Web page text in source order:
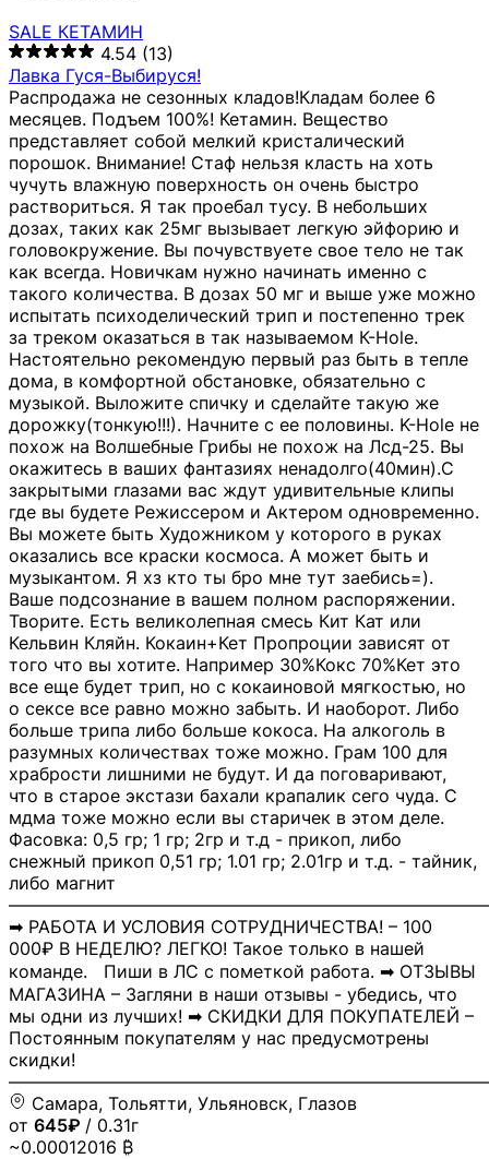
SALE КЕТАМИН
4.54 (13)
Лавка Гуся-Выбируся!
Распродажа не сезонных кладов!Кладам более 6
месяцев. Подъем 100%! Кетамин. Вещество
представляет собой мелкий кристалический
порошок. Внимание! Стаф нельзя класть на хоть
чучуть влажную поверхность он очень быстро
раствориться. Я так проебал тусу. В небольших
дозах, таких как 25мг вызывает легкую эйфорию и
головокружение. Вы почувствуете свое тело не так
как всегда. Новичкам нужно начинать именно с
такого количества. В дозах 50 мг и выше уже можно
испытать психоделический трип и постепенно трек
за треком оказаться в так называемом К-Hole.
Настоятельно рекомендую первый раз быть в тепле
дома, в комфортной обстановке, обязательно с
музыкой. Выложите спичку и сделайте такую же
дорожку(тонкую!!!). Начните с ее половины. K-Hole не
похож на Волшебные Грибы не похож на Лсд-25. Вы
окажитесь в ваших фантазиях ненадолго(40мин).С
закрытыми глазами вас ждут удивительные клипы
где вы будете Режиссером и Актером одновременно.
Вы можете быть Художником у которого в руках
оказались все краски космоса. А может быть и
музыкантом. Я хз кто ты бро мне тут заебись=).
Ваше подсознание в вашем полном распоряжении.
Творите. Есть великолепная смесь Кит Кат или
Кельвин Кляйн. Кокаин+Кет Пропроции зависят от
того что вы хотите. Например 30%Кокс 70%Кет это
все еще будет трип, но с кокаиновой мягкостью, но
о сексе все равно можно забыть. И наоборот. Либо
больше трипа либо больше кокоса. На алкоголь в
разумных количествах тоже можно. Грам 100 для
храбрости лишними не будут. И да поговаривают,
что в старое экстази бахали крапалик сего чуда. С
мдма тоже можно если вы старичек в этом деле.
Фасовка: 0,5 гр; 1 гр; 2гр и т.д - прикоп, либо
снежный прикоп 0,51 гр; 1.01 гр; 2.01гр и т.д. - тайник,
либо магнит
➡ РАБОТА И УСЛОВИЯ СОТРУДНИЧЕСТВА! – 100
000₽ В НЕДЕЛЮ? ЛЕГКО! Такое только в нашей
команде. Пиши в ЛС с пометкой работа. ➡ ОТЗЫВЫ
МАГАЗИНА – Загляни в наши отзывы - убедись, что
мы одни из лучших! ➡ СКИДКИ ДЛЯ ПОКУПАТЕЛЕЙ –
Постоянным покупателям у нас предусмотрены
скидки!
Самара, Тольятти, Ульяновск, Глазов
от 645₽ / 0.31г
~0.00012016 ₿